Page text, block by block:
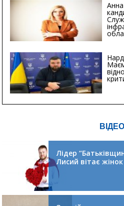
ВІДЕО
Лідер
Лисий вітає